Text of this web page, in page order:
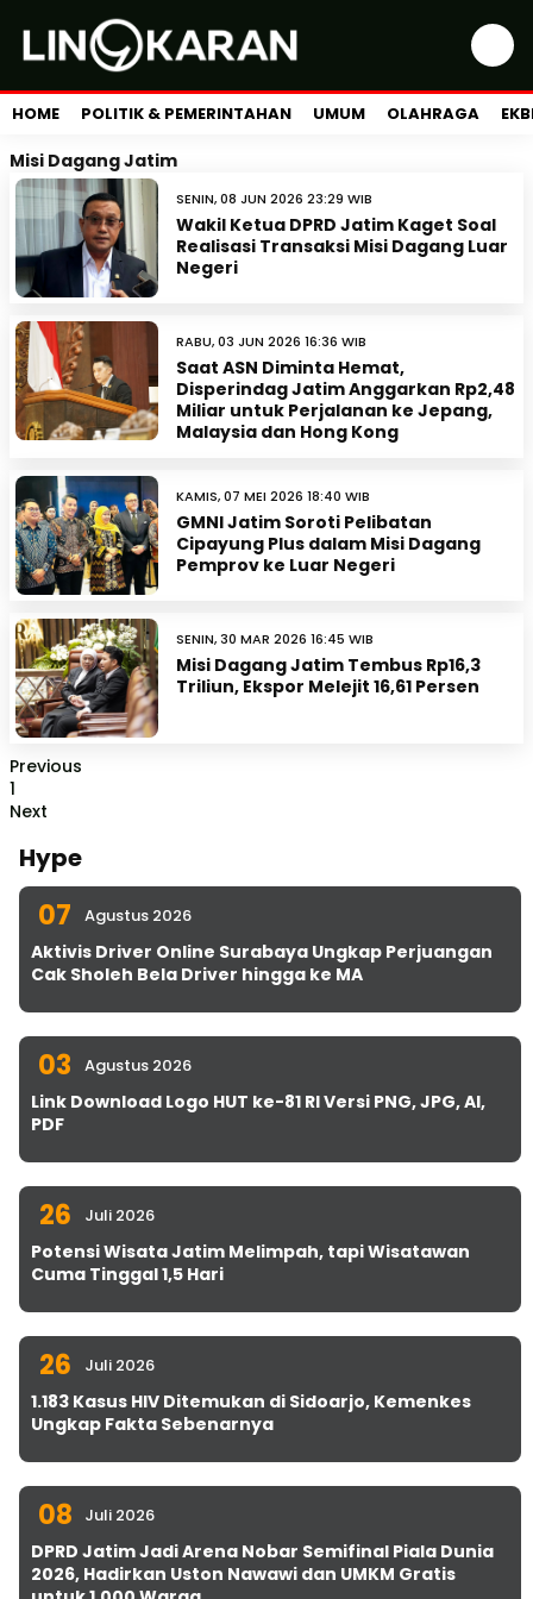
HOME POLITIK & PEMERINTAHAN UMUM OLAHRAGA
Misi Dagang Jatim
SENIN, 08 JUN 2026 23:29 WIB
Wakil Ketua DPRD Jatim Kaget Soal
Realisasi Transaksi Misi Dagang Luar
Negeri
RABU, 03 JUN 2026 16:36 WIB
Saat ASN Diminta Hemat,
Disperindag Jatim Anggarkan Rp2,48
Miliar untuk Perjalanan ke Jepang,
Malaysia dan Hong Kong
KAMIS, 07 MEI 2026 18:40 WIB
GMNI Jatim Soroti Pelibatan
Cipayung Plus dalam Misi Dagang
Pemprov ke Luar Negeri
SENIN, 30 MAR 2026 16:45 WIB
Misi Dagang Jatim Tembus Rp16,3
Triliun, Ekspor Melejit 16,61 Persen
Previous
1
Next
Hype
07 Agustus 2026
Aktivis Driver Online Surabaya Ungkap Perjuangan
Cak Sholeh Bela Driver hingga ke MA
03 Agustus 2026
Link Download Logo HUT ke-81 RI Versi PNG, JPG, AI,
PDF
26 Juli 2026
Potensi Wisata Jatim Melimpah, tapi Wisatawan
Cuma Tinggal 1,5 Hari
26 Juli 2026
1.183 Kasus HIV Ditemukan di Sidoarjo, Kemenkes
Ungkap Fakta Sebenarnya
08 Juli 2026
DPRD Jatim Jadi Arena Nobar Semifinal Piala Dunia
2026, Hadirkan Uston Nawawi dan UMKM Gratis